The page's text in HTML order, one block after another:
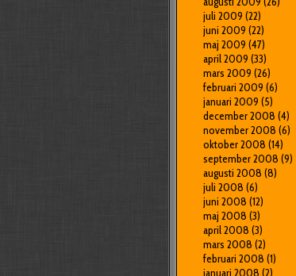
juli 2009 (22)
juni 2009 (22)
maj 2009 (47)
april 2009 (33)
mars 2009 (26)
februari 2009 (6)
januari 2009 (5)
december 2008 (4)
november 2008 (6)
oktober 2008 (14)
september 2008 (9)
augusti 2008 (8)
juli 2008 (6)
juni 2008 (12)
maj 2008 (3)
april 2008 (3)
mars 2008 (2)
februari 2008 (1)
januari 2008 (2)